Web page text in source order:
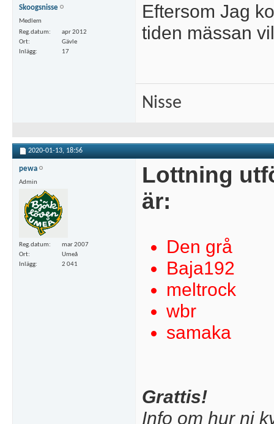
Skoogsnisse
Medlem
Reg.datum
apr 2012
Ort
Gävle
Inlägg
17
Eftersom Jag
tiden mässan
Nisse
2020-01-13, 18:56
pewa
Admin
Reg.datum
mar 2007
Ort
Umeå
Inlägg
2 041
Lottning
är:
Den grå
Baja192
meltrock
wbr
samaka
Grattis!
Info om hur ni